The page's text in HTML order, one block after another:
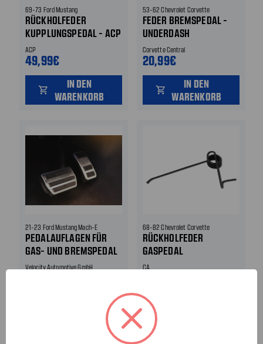
69-73 Ford Mustang
RÜCKHOLFEDER
KUPPLUNGSPEDAL - ACP
ACP
49,99€
shopping_cart
IN DEN
WARENKORB
53-62 Chevrolet Corvette
FEDER BREMSPEDAL -
UNDERDASH
Corvette Central
20,99€
shopping_cart
IN DEN
WARENKORB
21-23 Ford Mustang Mach-E
PEDALAUFLAGEN FÜR
GAS- UND BREMSPEDAL
Velocity Automotive GmbH
68-82 Chevrolet Corvette
RÜCKHOLFEDER
GASPEDAL
CA
shopping_cart